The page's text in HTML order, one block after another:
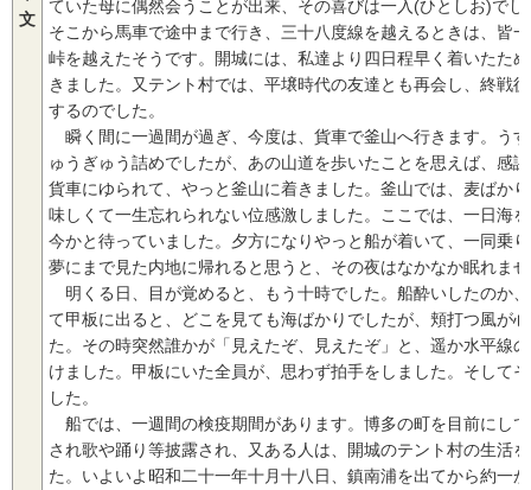
文
ていた母に偶然会うことが出来、その喜びは一入(ひとしお)で
そこから馬車で途中まで行き、三十八度線を越えるときは、皆
峠を越えたそうです。開城には、私達より四日程早く着いたた
きました。又テント村では、平壌時代の友達とも再会し、終戦
するのでした。
瞬く間に一過間が過ぎ、今度は、貨車で釜山へ行きます。う
ゅうぎゅう詰めでしたが、あの山道を歩いたことを思えば、感
貨車にゆられて、やっと釜山に着きました。釜山では、麦ばか
味しくて一生忘れられない位感激しました。ここでは、一日海
今かと待っていました。夕方になりやっと船が着いて、一同乗
夢にまで見た内地に帰れると思うと、その夜はなかなか眠れま
明くる日、目が覚めると、もう十時でした。船酔いしたのか
て甲板に出ると、どこを見ても海ばかりでしたが、頬打つ風が
た。その時突然誰かが「見えたぞ、見えたぞ」と、遥か水平線
けました。甲板にいた全員が、思わず拍手をしました。そして
した。
船では、一週間の検疫期間があります。博多の町を目前にし
され歌や踊り等披露され、又ある人は、開城のテント村の生活
た。いよいよ昭和二十一年十月十八日、鎮南浦を出てから約一